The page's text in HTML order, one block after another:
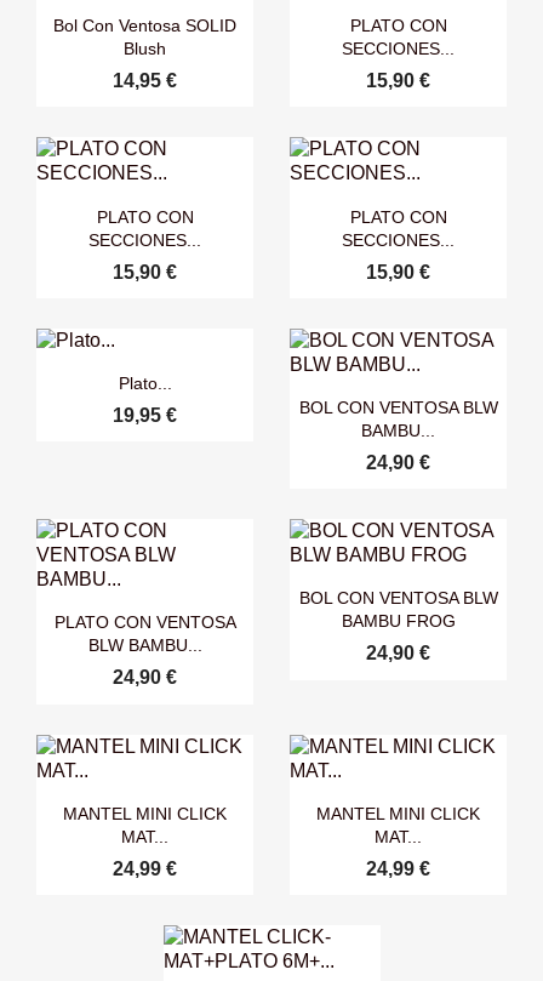
 Vista rápida
Bol Con Ventosa SOLID
Blush
14,95 €
 Vista rápida
PLATO CON
SECCIONES...
15,90 €
 Vista rápida
PLATO CON
SECCIONES...
15,90 €
 Vista rápida
PLATO CON
SECCIONES...
15,90 €
Vista rápida
Plato...
19,95 €  Vista rápida
BOL CON VENTOSA BLW
BAMBU...
24,90 €
 Vista rápida
PLATO CON VENTOSA
BLW BAMBU...
24,90 €
 Vista rápida
BOL CON VENTOSA BLW
BAMBU FROG
24,90 €
 Vista rápida
MANTEL MINI CLICK
MAT...
24,99 €
 Vista rápida
MANTEL MINI CLICK
MAT...
24,99 €